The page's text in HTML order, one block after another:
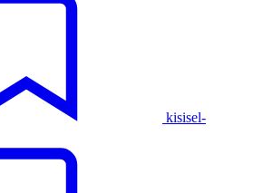
kisisel-